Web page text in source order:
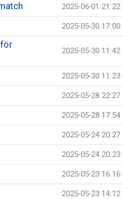
2025-06-01 21:22
2025-05-30 17:00
2025-05-30 11:42
2025-05-30 11:23
2025-05-28 22:27
2025-05-28 17:54
2025-05-24 20:27
2025-05-24 20:23
2025-05-23 16:16
2025-05-23 14:12